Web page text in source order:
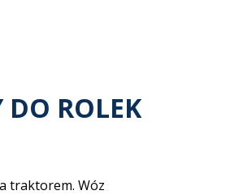
ROLEK
traktorem. Wóz